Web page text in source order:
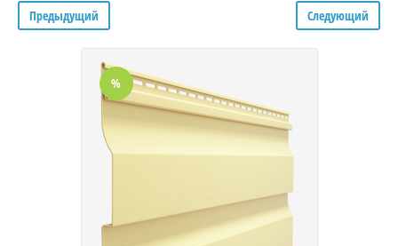
Предыдущий Следующий
%